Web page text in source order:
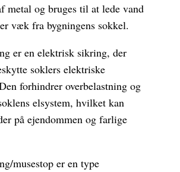
metal og bruges til at lede vand
væk fra bygningens sokkel.
er en elektrisk sikring, der
soklers elektriske
forhindrer overbelastning og
elsystem, hvilket kan
på ejendommen og farlige
musestop er en type